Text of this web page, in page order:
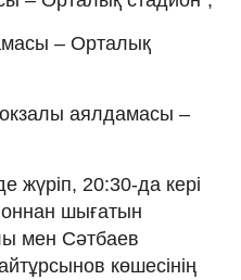
– Орталық
аялдамасы –
жүріп, 20:30-да кері
шығатын
мен Сәтбаев
көшесінің